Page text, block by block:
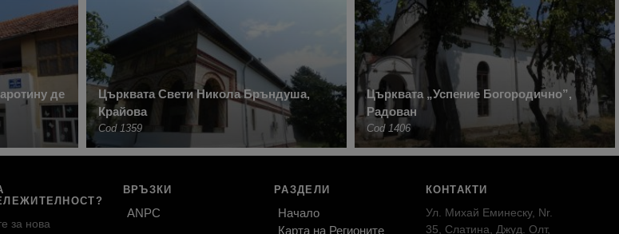
де
Църквата Свети Никола Бръндуша,
Крайова
Cod 1359
Църквата „Успение Богородично”,
Радован
Cod 1406
за нова
ВРЪЗКИ
ANPC
РАЗДЕЛИ
Начало
Карта на Регионите
КОНТАКТИ
Ул. Михай Еминеску, Nr.
35, Слатина, Джуд. Олт,